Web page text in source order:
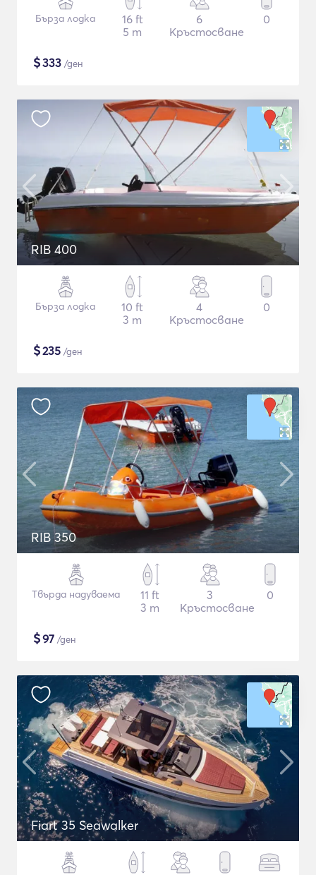
Бърза лодка
16 ft
5 m
6
Кръстосване
0
$333 /ден
RIB 400
Бърза лодка
10 ft
3 m
4
Кръстосване
0
$235 /ден
RIB 350
Твърда надуваема
11 ft
3 m
3
Кръстосване
0
$97 /ден
Fiart 35 Seawalker